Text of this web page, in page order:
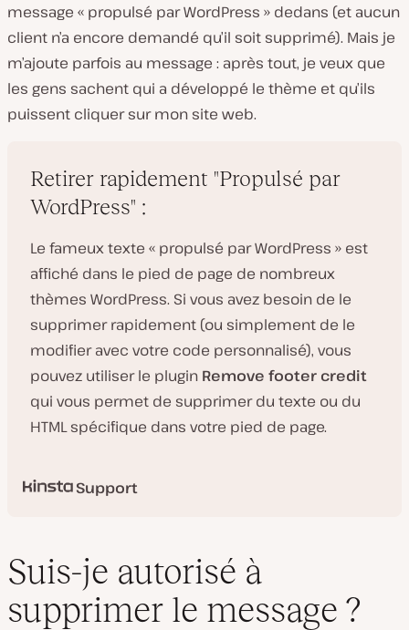
message « propulsé par WordPress » dedans (et aucun
client n’a encore demandé qu’il soit supprimé). Mais je
m’ajoute parfois au message : après tout, je veux que
les gens sachent qui a développé le thème et qu’ils
puissent cliquer sur mon site web.
Retirer rapidement "Propulsé par
WordPress" :
Le fameux texte « propulsé par WordPress » est
affiché dans le pied de page de nombreux
thèmes WordPress. Si vous avez besoin de le
supprimer rapidement (ou simplement de le
modifier avec votre code personnalisé), vous
pouvez utiliser le plugin Remove footer credit
qui vous permet de supprimer du texte ou du
HTML spécifique dans votre pied de page.
Support
Suis-je autorisé à
supprimer le message ?